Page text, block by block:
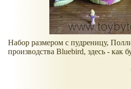
Набор размером с пудреницу,
производства Bluebird, здесь - как